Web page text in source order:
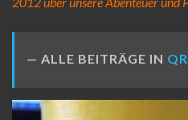
ALLE BEITRÄGE IN